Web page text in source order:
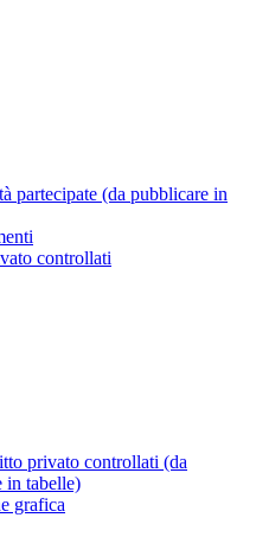
partecipate (da pubblicare in
controllati
privato controllati (da
in tabelle)
grafica